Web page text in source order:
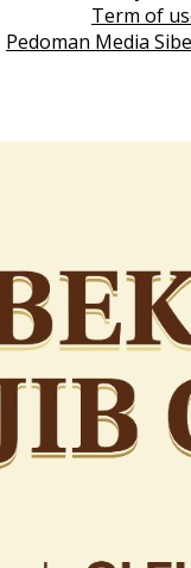
Term of
Pedoman Media